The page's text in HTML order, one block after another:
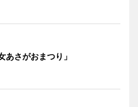
あさがおまつり」